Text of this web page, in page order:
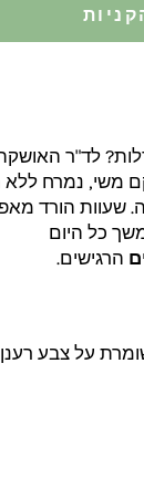
לד"ר
משי, נמרח
שעוות הורד
כל היום
הרגישים.
על צבע